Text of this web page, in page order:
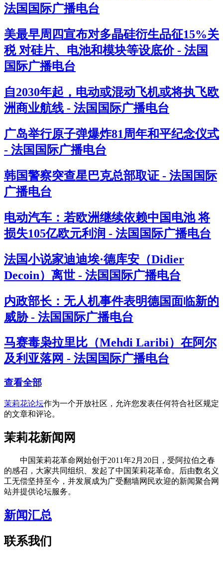
法国国际广播电台
美最早周四宣布对多晶硅衍生品征15%关
税 对硅片、电池和模块等设底价 - 法国
国际广播电台
自2030年起，电动或混动飞机或将执飞欧
洲商业航线 - 法国国际广播电台
广岛举行原子弹爆炸81周年和平纪念仪式
- 法国国际广播电台
韩国警察突查星巴克总部取证 - 法国国际
广播电台
电动汽车：若欧洲继续依赖中国电池 将
损失105亿欧元利润 - 法国国际广播电台
法国小说家迪迪埃·德库安（Didier
Decoin）离世 - 法国国际广播电台
内政部长：无人机事件表明德国面临新的
威胁 - 法国国际广播电台
马赛毒枭拉里比（Mehdi Laribi）在阿尔
及利亚落网 - 法国国际广播电台
查看全部
茉莉花论坛作为一个开放社区，允许您发表任何符合社区规定
的文章和评论。
茉莉花新闻网
中国茉莉花革命网始创于2011年2月20日，受阿拉伯之春
的感召，大家共同组织、发起了中国茉莉花革命。后由数名义
工无偿坚持至今，并发展成为广受翻墙网民欢迎的新闻聚合网
站并提供论坛服务。
新闻汇总
联系我们